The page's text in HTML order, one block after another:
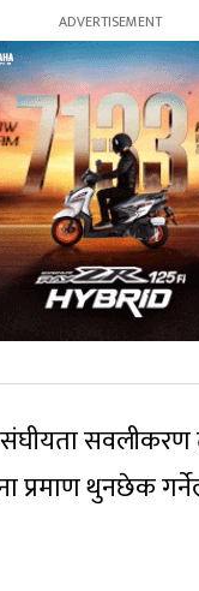
संघीयता
प्रमाण थुनछेक